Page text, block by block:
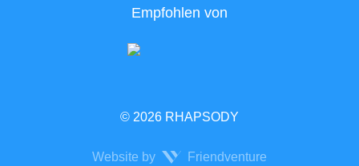
Empfohlen von
© 2026 RHAPSODY
Website by Friendventure